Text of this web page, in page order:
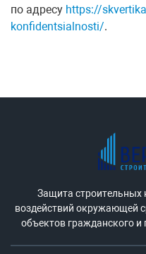
по адресу https://
konfidentsialnosti/.
Защита строительных
воздействий окружающей
объектов гражданского